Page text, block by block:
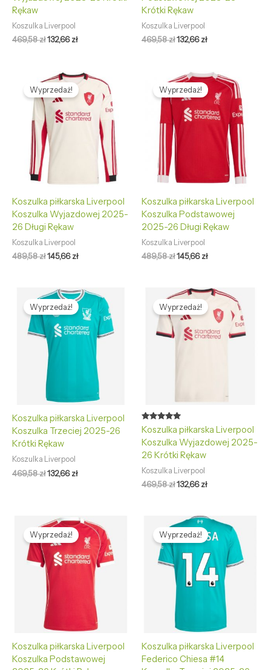
Rękaw
Koszulka Liverpool
469,58zł132,66zł
Krótki Rękaw
Koszulka Liverpool
469,58zł132,66zł
Wyprzedaż!
Koszulka piłkarska Liverpool
Koszulka Wyjazdowej 2025-
26 Długi Rękaw
Koszulka Liverpool
489,58zł
Pierwotna
cena
wynosiła:
489,58 zł.
145,66zł
Aktualna
cena
wynosi:
145,66 zł.
Wyprzedaż!
Koszulka piłkarska Liverpool
Koszulka Podstawowej
2025-26 Długi Rękaw
Koszulka Liverpool
489,58zł
Pierwotna
cena
wynosiła:
489,58 zł.
145,66zł
Aktualna
cena
wynosi:
145,66 zł.
Wyprzedaż!
Koszulka piłkarska Liverpool
Koszulka Trzeciej 2025-26
Krótki Rękaw
Koszulka Liverpool
469,58zł
Pierwotna
cena
wynosiła:
469,58 zł.
132,66zł
Aktualna
cena
wynosi:
132,66 zł.
Wyprzedaż!
Oceniono
5.00
na 5
Koszulka piłkarska Liverpool
Koszulka Wyjazdowej 2025-
26 Krótki Rękaw
Koszulka Liverpool
469,58zł
Pierwotna
cena
wynosiła:
469,58 zł.
132,66zł
Aktualna
cena
wynosi:
132,66 zł.
Wyprzedaż!
Koszulka piłkarska Liverpool
Koszulka Podstawowej
Pierwotna
cena
wynosiła:
469,58 zł.
Aktualna
cena
wynosi:
132,66 zł.
Wyprzedaż!
Koszulka piłkarska Liverpool
Federico Chiesa #14
Pierwotna
cena
wynosiła:
469,58 zł.
Aktualna
cena
wynosi:
132,66 zł.